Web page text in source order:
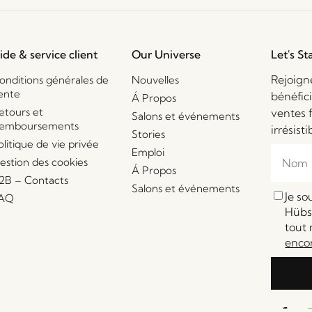
& service client
générales de
et
de vie privée
des cookies
– Contacts
Our Universe
Nouvelles
Á Propos
Salons et événements
Stories
Emploi
Á Propos
Salons et événements
Let's
ventes
Je
tout